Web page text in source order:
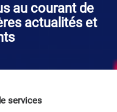
au courant de
actualités et
services